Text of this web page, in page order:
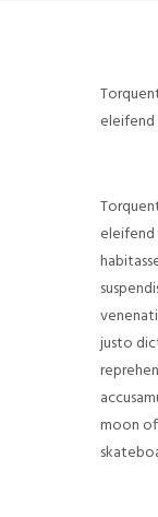
eleifend
eleifend
justo
moon